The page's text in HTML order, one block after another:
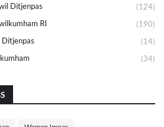
Ditjenpas
(124)
RI
(190)
(14)
(34)